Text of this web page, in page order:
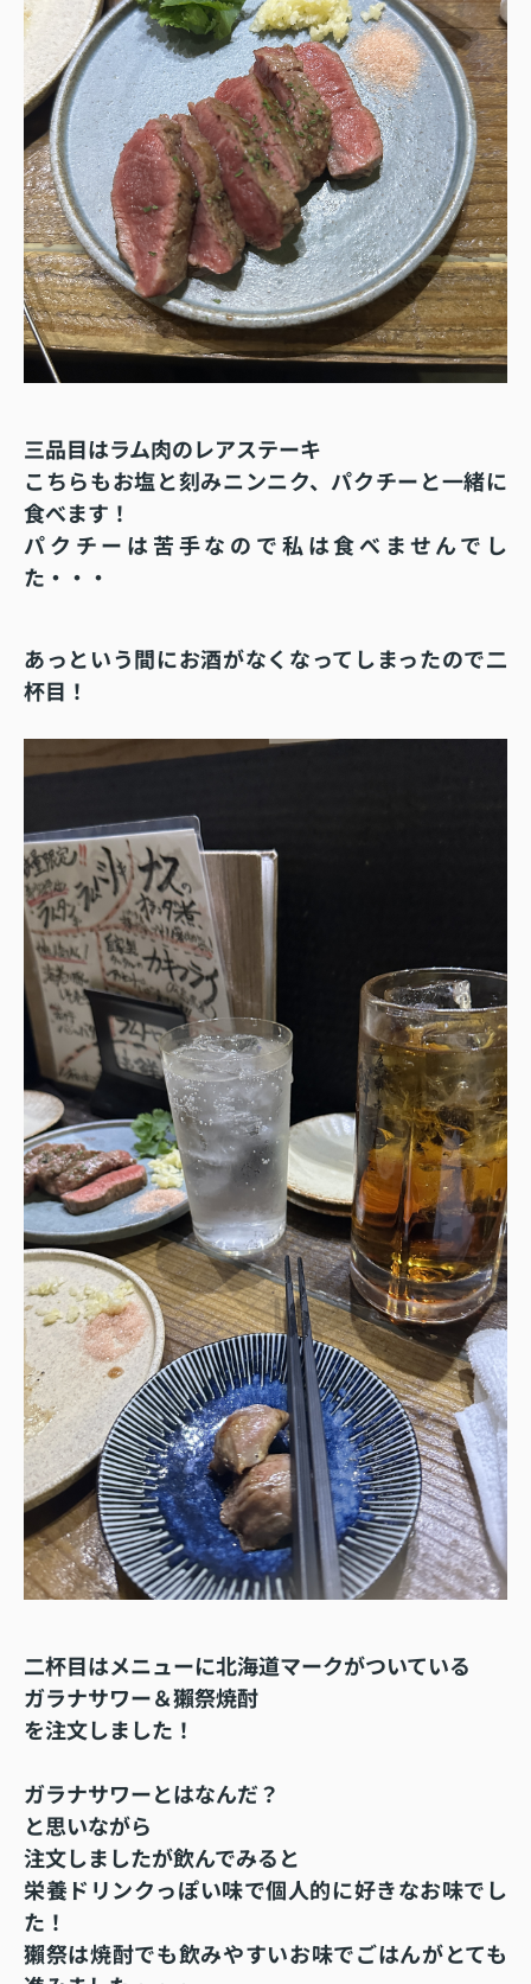
三品目はラム肉のレアステーキ
こちらもお塩と刻みニンニク、パクチーと一緒に
食べます！
パクチーは苦手なので私は食べませんでし
た・・・
あっという間にお酒がなくなってしまったので二
杯目！
二杯目はメニューに北海道マークがついている
ガラナサワー＆獺祭焼酎
を注文しました！
ガラナサワーとはなんだ？
と思いながら
注文しましたが飲んでみると
栄養ドリンクっぽい味で個人的に好きなお味でし
た！
獺祭は焼酎でも飲みやすいお味でごはんがとても